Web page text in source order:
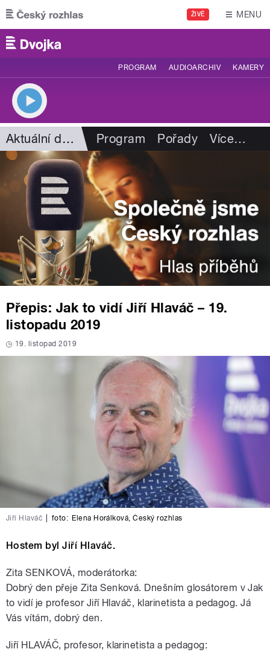
Přejít k hlavnímu obsahu
ŽIVĚ MENU
PROGRAM AUDIOARCHIV KAMERY
Aktuální dění Program Pořady Více…
Přepis: Jak to vidí Jiří Hlaváč – 19.
listopadu 2019
19. listopad 2019
Jiří Hlaváč foto: Elena Horálková,Český rozhlas
Hostem byl Jiří Hlaváč.
Zita SENKOVÁ, moderátorka:
Dobrý den přeje Zita Senková. Dnešním glosátorem v Jak
to vidí je profesor Jiří Hlaváč, klarinetista a pedagog. Já
Vás vítám, dobrý den.
Jiří HLAVÁČ, profesor, klarinetista a pedagog: